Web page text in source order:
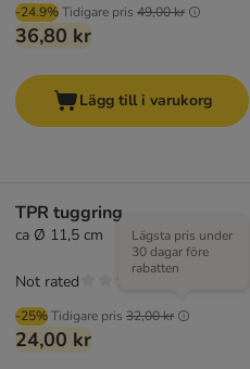
-24.9%Tidigare pris 49,00 kr
36,80 kr
Lägg till i varukorg
TPR tuggring
ca Ø 11,5 cm
-25%Tidigare pris 32,00 kr
Lägsta pris under
30 dagar före
rabatten
24,00 kr
Not rated